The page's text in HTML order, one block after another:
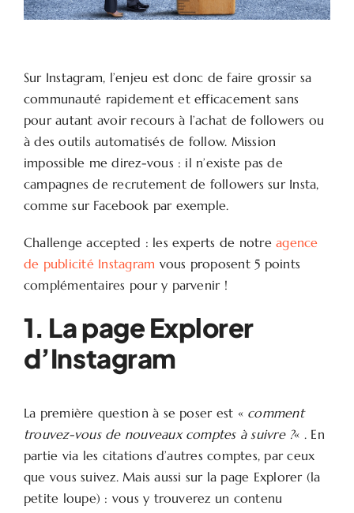
Sur Instagram, l’enjeu est donc de faire grossir sa
communauté rapidement et efficacement sans
pour autant avoir recours à l’achat de followers ou
à des outils automatisés de follow. Mission
impossible me direz-vous : il n’existe pas de
campagnes de recrutement de followers sur Insta,
comme sur Facebook par exemple.
Challenge accepted : les experts de notreagence
de publicité Instagram vous proposent 5 points
complémentaires pour y parvenir !
1. La page Explorer
d’Instagram
La première question à se poser est « comment
trouvez-vous de nouveaux comptes à suivre ?« . En
partie via les citations d’autres comptes, par ceux
que vous suivez. Mais aussi sur la page Explorer (la
petite loupe) : vous y trouverez un contenu